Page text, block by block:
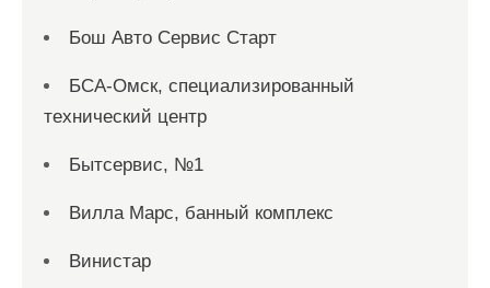
Бош Авто Сервис Старт
БСА-Омск, специализированный
технический центр
Бытсервис, №1
Вилла Марс, банный комплекс
Винистар